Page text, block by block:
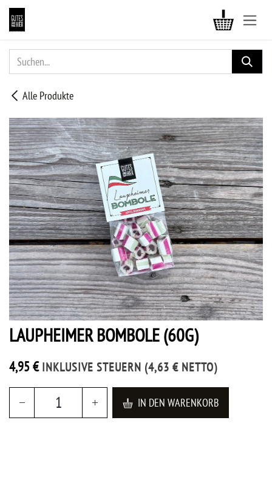
ZUM INHALT SPRINGEN
Alle Produkte
LAUPHEIMER BOMBOLE (60G)
4,95 € INKLUSIVE STEUERN (4,63 € NETTO)
IN DEN WARENKORB